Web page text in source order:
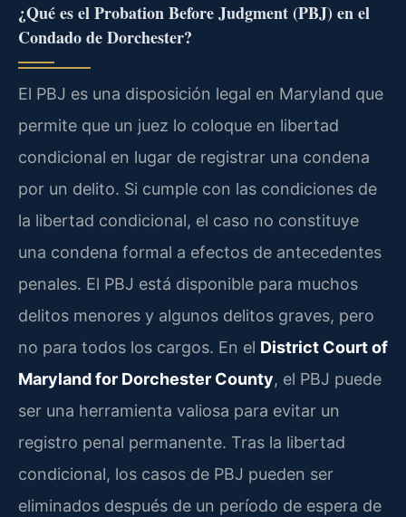
¿Qué es el Probation Before Judgment (PBJ) en el
Condado de Dorchester?
El PBJ es una disposición legal en Maryland que
permite que un juez lo coloque en libertad
condicional en lugar de registrar una condena
por un delito. Si cumple con las condiciones de
la libertad condicional, el caso no constituye
una condena formal a efectos de antecedentes
penales. El PBJ está disponible para muchos
delitos menores y algunos delitos graves, pero
no para todos los cargos. En el District Court of
Maryland for Dorchester County, el PBJ puede
ser una herramienta valiosa para evitar un
registro penal permanente. Tras la libertad
condicional, los casos de PBJ pueden ser
eliminados después de un período de espera de